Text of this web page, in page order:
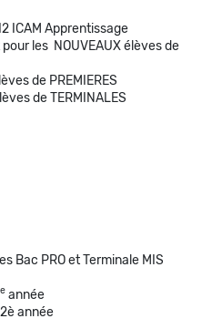
ICAM Apprentissage
les NOUVEAUX élèves de
de PREMIERES
de TERMINALES
Bac PRO et Terminale MIS
année
année